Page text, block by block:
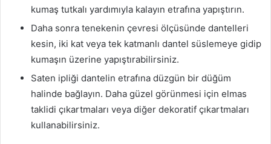
kumaş tutkalı yardımıyla kalayın etrafına yapıştırın.
Daha sonra tenekenin çevresi ölçüsünde dantelleri
kesin, iki kat veya tek katmanlı dantel süslemeye gidip
kumaşın üzerine yapıştırabilirsiniz.
Saten ipliği dantelin etrafına düzgün bir düğüm
halinde bağlayın. Daha güzel görünmesi için elmas
taklidi çıkartmaları veya diğer dekoratif çıkartmaları
kullanabilirsiniz.